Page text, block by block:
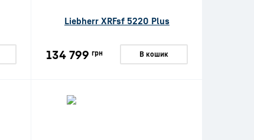
Liebherr XRFsf 5220 Plus
134 799 грн В кошик